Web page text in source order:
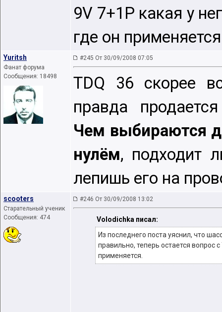
9V 7+1P какая у
где он
Yuritsh
Фанат форума
Сообщения: 18498
#245 От 30/09/2008 07:05
TDQ 36 скорее
правда
Чем выбираются
нулём, подходит
лепишь его на
scooters
Старательный ученик
Сообщения: 474
#246 От 30/09/2008 13:02
Volodichka писал:
Из последнего поста уяснил, что
правильно, теперь остается вопрос
применяется.